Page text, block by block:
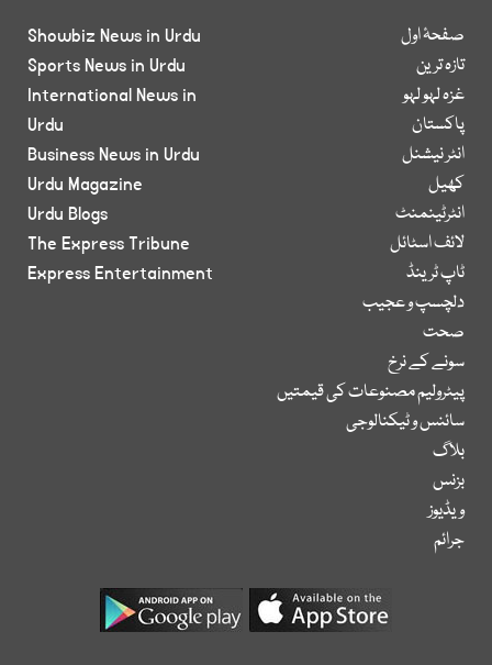
صفحۂ اول
تازہ ترین
غزہ لہو لہو
پاکستان
انٹر نیشنل
کھیل
انٹرٹینمنٹ
لائف اسٹائل
ٹاپ ٹرینڈ
دلچسپ و عجیب
صحت
سونے کے نرخ
پیٹرولیم مصنوعات کی قیمتیں
سائنس و ٹیکنالوجی
بلاگ
بزنس
ویڈیوز
جرائم
Showbiz News in Urdu
Sports News in Urdu
International News in
Urdu
Business News in Urdu
Urdu Magazine
Urdu Blogs
The Express Tribune
Express Entertainment